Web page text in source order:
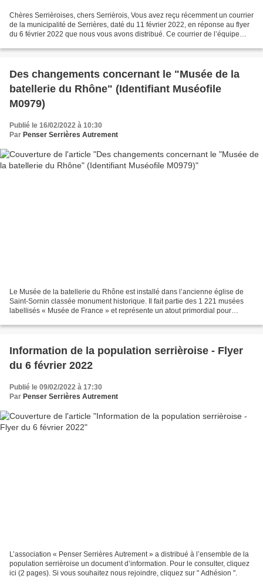
Chères Serrièroises, chers Serrièrois, Vous avez reçu récemment un courrier
de la municipalité de Serrières, daté du 11 février 2022, en réponse au flyer
du 6 février 2022 que nous vous avons distribué. Ce courrier de l’équipe
Des changements concernant le "Musée de la
batellerie du Rhône" (Identifiant Muséofile
M0979)
Publié le 16/02/2022 à 10:30
Par Penser Serrières Autrement
Le Musée de la batellerie du Rhône est installé dans l’ancienne église de
Saint-Sornin classée monument historique. Il fait partie des 1 221 musées
labellisés « Musée de France » et représente un atout primordial pour
Information de la population serrièroise - Flyer
du 6 février 2022
Publié le 09/02/2022 à 17:30
Par Penser Serrières Autrement
L’association « Penser Serrières Autrement » a distribué à l’ensemble de la
population serrièroise un document d’information. Pour le consulter, cliquez
ici (2 pages). Si vous souhaitez nous rejoindre, cliquez sur " Adhésion ".